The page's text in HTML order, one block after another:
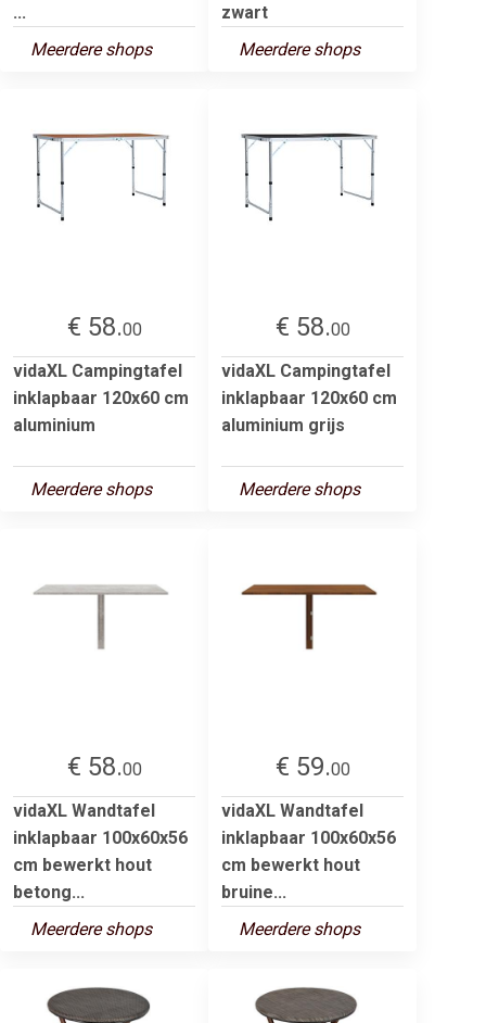
...
Meerdere shops
zwart
Meerdere shops
€ 58.00
vidaXL Campingtafel
inklapbaar 120x60 cm
aluminium
Meerdere shops
€ 58.00
vidaXL Campingtafel
inklapbaar 120x60 cm
aluminium grijs
Meerdere shops
€ 58.00
vidaXL Wandtafel
inklapbaar 100x60x56
cm bewerkt hout
betong...
Meerdere shops
€ 59.00
vidaXL Wandtafel
inklapbaar 100x60x56
cm bewerkt hout
bruine...
Meerdere shops